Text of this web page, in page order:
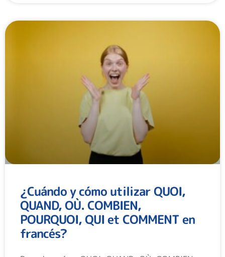
¿Cuándo y cómo utilizar QUOI,
QUAND, OÙ. COMBIEN,
POURQUOI, QUI et COMMENT en
francés?